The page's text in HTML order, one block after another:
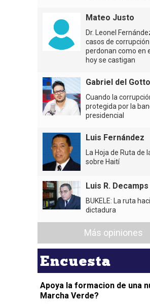
Mateo Justo
Dr. Leonel
casos de
perdonan como en
hoy se castigan
Gabriel del Gotto
Cuando la
protegida por la
presidencial
Luis Fernández
La Hoja de Ruta de
sobre Haití
Luis R. Decamps
BUKELE: La ruta
dictadura
Más opiniones
Encuesta
Apoya la formacion de una
Marcha Verde?